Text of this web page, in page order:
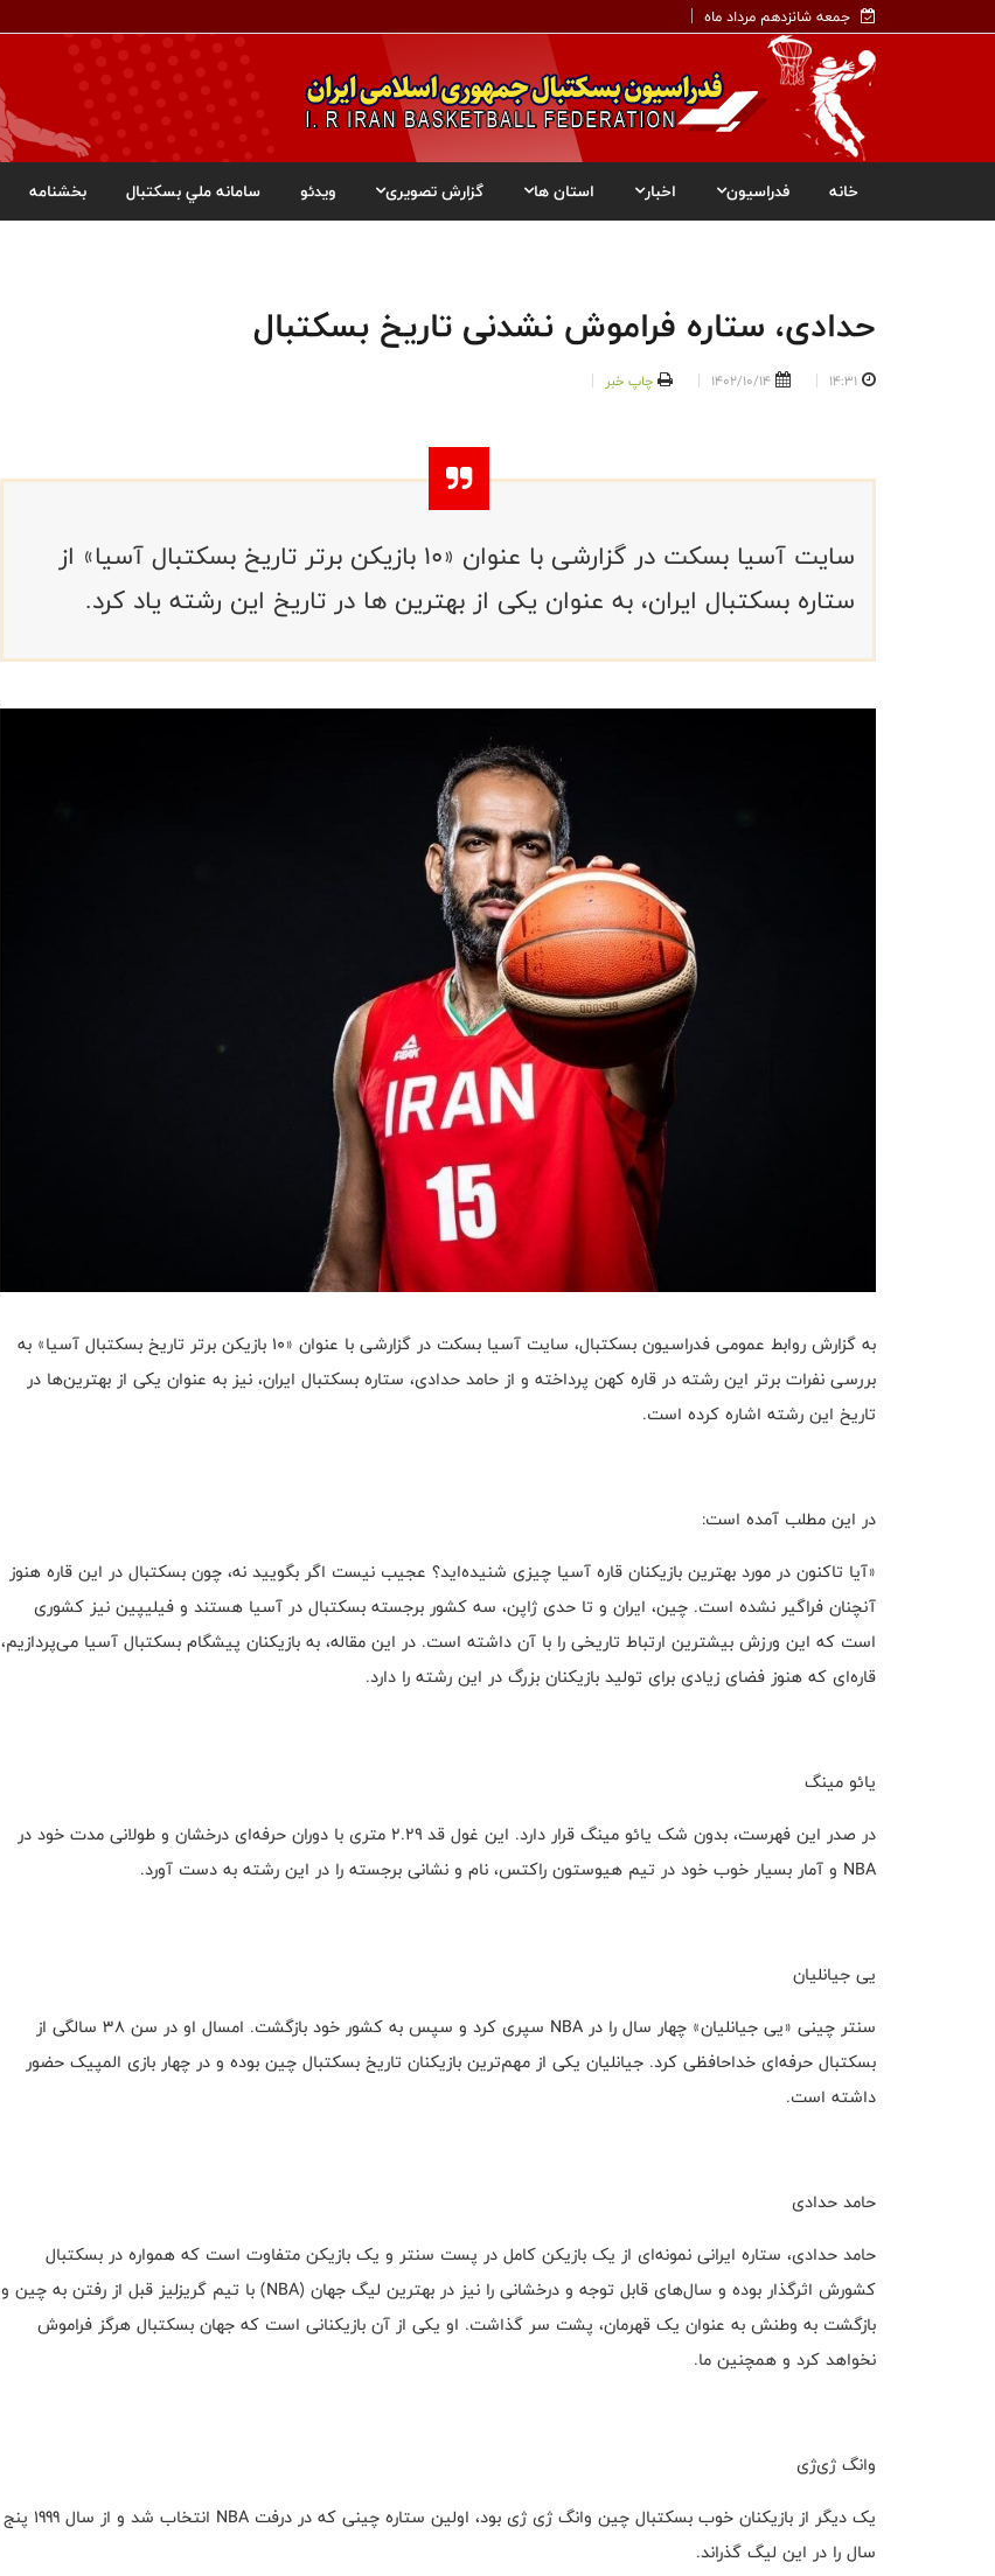
جمعه شانزدهم مرداد ماه
خانه فدراسیون اخبار استان ها گزارش تصویری ویدئو سامانه ملي بسکتبال بخشنامه
حدادی، ستاره فراموش نشدنی تاریخ بسکتبال
14:31
1402/10/14 چاپ خبر
سایت آسیا بسکت در گزارشی با عنوان «10 بازیکن برتر تاریخ بسکتبال آسیا» از
ستاره بسکتبال ایران، به عنوان یکی از بهترین ها در تاریخ این رشته یاد کرد.
به گزارش روابط عمومی فدراسیون بسکتبال، سایت آسیا بسکت در گزارشی با عنوان «10 بازیکن برتر تاریخ بسکتبال آسیا» به
بررسی نفرات برتر این رشته در قاره کهن پرداخته و از حامد حدادی، ستاره بسکتبال ایران، نیز به عنوان یکی از بهترین‌ها در
تاریخ این رشته اشاره کرده است.
در این مطلب آمده است:
«آیا تاکنون در مورد بهترین بازیکنان قاره آسیا چیزی شنیده‌اید؟ عجیب نیست اگر بگویید نه، چون بسکتبال در این قاره هنوز
آنچنان فراگیر نشده است. چین، ایران و تا حدی ژاپن، سه کشور برجسته بسکتبال در آسیا هستند و فیلیپین نیز کشوری
است که این ورزش بیشترین ارتباط تاریخی را با آن داشته است. در این مقاله، به بازیکنان پیشگام بسکتبال آسیا می‌پردازیم،
قاره‌ای که هنوز فضای زیادی برای تولید بازیکنان بزرگ در این رشته را دارد.
یائو مینگ
در صدر این فهرست، بدون شک یائو مینگ قرار دارد. این غول قد ۲.۲۹ متری با دوران حرفه‌ای درخشان و طولانی مدت خود در
NBA و آمار بسیار خوب خود در تیم هیوستون راکتس، نام و نشانی برجسته را در این رشته به دست آورد.
یی جیانلیان
سنتر چینی «یی جیانلیان» چهار سال را در NBA سپری کرد و سپس به کشور خود بازگشت. امسال او در سن ۳۸ سالگی از
بسکتبال حرفه‌ای خداحافظی کرد. جیانلیان یکی از مهم‌ترین بازیکنان تاریخ بسکتبال چین بوده و در چهار بازی المپیک حضور
داشته است.
حامد حدادی
حامد حدادی، ستاره ایرانی نمونه‌ای از یک بازیکن کامل در پست سنتر و یک بازیکن متفاوت است که همواره در بسکتبال
کشورش اثرگذار بوده و سال‌های قابل توجه و درخشانی را نیز در بهترین لیگ جهان (NBA) با تیم گریزلیز قبل از رفتن به چین و
بازگشت به وطنش به عنوان یک قهرمان، پشت سر گذاشت. او یکی از آن بازیکنانی است که جهان بسکتبال هرگز فراموش
نخواهد کرد و همچنین ما.
وانگ ژی‌ژی
یک دیگر از بازیکنان خوب بسکتبال چین وانگ ژی ژی بود، اولین ستاره چینی که در درفت NBA انتخاب شد و از سال 1999 پنج
سال را در این لیگ گذراند.